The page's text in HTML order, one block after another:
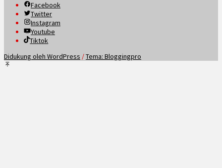
Facebook
Twitter
Instagram
Youtube
Tiktok
Didukung oleh WordPress /Tema: Bloggingpro